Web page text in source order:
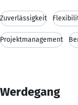
Zuverlässigkeit
Projektmanagement
Werdegang